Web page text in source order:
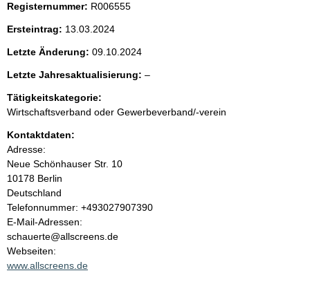
t
e
n
i
n
h
a
l
t
Registernummer: R006555
Ersteintrag: 13.03.2024
Letzte Änderung: 09.10.2024
Letzte Jahresaktualisierung: –l
r
Tätigkeitskategorie:
Wirtschaftsverband oder Gewerbeverband/-verein
Kontaktdaten:
Adresse:
Neue Schönhauser Str. 10
10178 Berlin
Deutschland
K
o
n
t
a
Telefonnummer: +493027907390
E-Mail-Adressen:
schauerte@allscreens.de
Webseiten:
www.allscreens.de